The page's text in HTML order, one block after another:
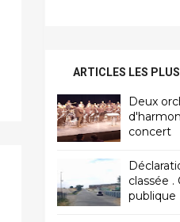
ARTICLES LES
Deux
concert
classée .
publique